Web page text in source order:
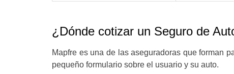
¿Dónde cotizar un Seguro de
Mapfre es una de las aseguradoras que forman
pequeño formulario sobre el usuario y su auto.